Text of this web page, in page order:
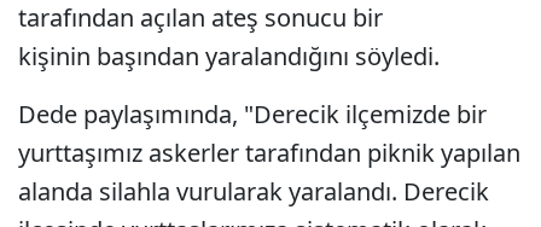
tarafından açılan ateş sonucu bir
kişinin başından yaralandığını söyledi.
Dede paylaşımında, "Derecik ilçemizde bir
yurttaşımız askerler tarafından piknik yapılan
alanda silahla vurularak yaralandı. Derecik